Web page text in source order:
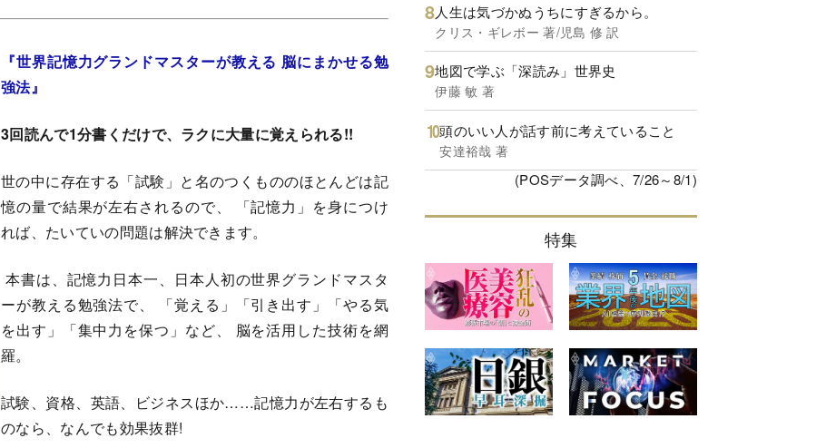
『世界記憶力グランドマスターが教える 脳にまかせる勉
強法』
3回読んで1分書くだけで、ラクに大量に覚えられる!!
世の中に存在する「試験」と名のつくもののほとんどは記
憶の量で結果が左右されるので、 「記憶力」を身につけ
れば、たいていの問題は解決できます。
本書は、記憶力日本一、日本人初の世界グランドマスタ
ーが教える勉強法で、 「覚える」「引き出す」「やる気
を出す」「集中力を保つ」など、 脳を活用した技術を網
羅。
試験、資格、英語、ビジネスほか……記憶力が左右するも
のなら、なんでも効果抜群!
人生は気づかぬうちにすぎるから。
クリス・ギレボー 著/児島 修 訳
地図で学ぶ「深読み」世界史
伊藤 敏 著
頭のいい人が話す前に考えていること
安達裕哉 著
(POSデータ調べ、7/26～8/1)
特集